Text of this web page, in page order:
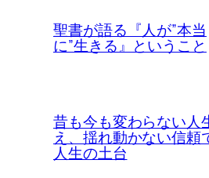
聖書が語る『人が”本当
に”生きる』ということ
昔も今も変わらない人
え、揺れ動かない信頼
人生の土台